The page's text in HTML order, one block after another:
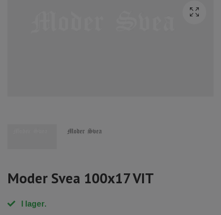
Moder Svea 100x17 VIT
I lager.